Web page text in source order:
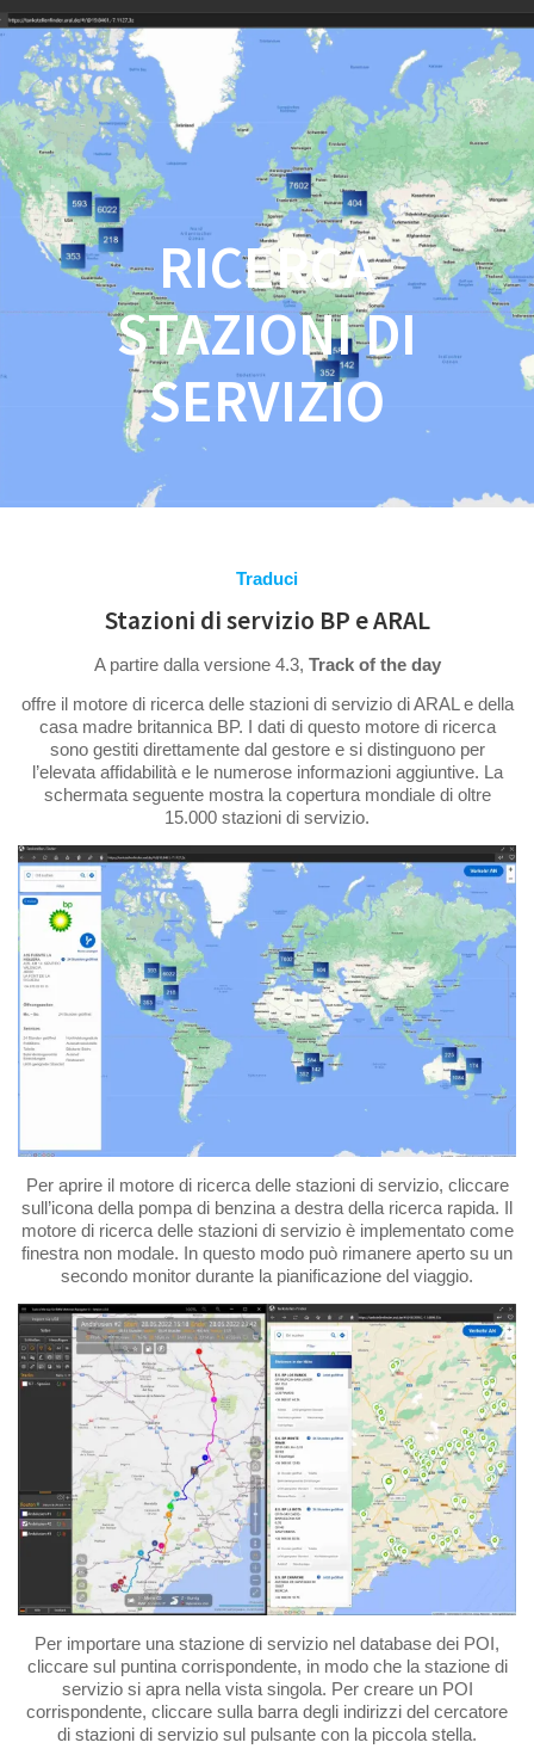
Salta
al
contenuto
RICERCA
STAZIONI DI
SERVIZIO
Traduci
Stazioni di servizio BP e ARAL
A partire dalla versione 4.3, Track of the day
offre il motore di ricerca delle stazioni di servizio di ARAL e della
casa madre britannica BP. I dati di questo motore di ricerca
sono gestiti direttamente dal gestore e si distinguono per
l’elevata affidabilità e le numerose informazioni aggiuntive. La
schermata seguente mostra la copertura mondiale di oltre
15.000 stazioni di servizio.
Per aprire il motore di ricerca delle stazioni di servizio, cliccare
sull’icona della pompa di benzina a destra della ricerca rapida. Il
motore di ricerca delle stazioni di servizio è implementato come
finestra non modale. In questo modo può rimanere aperto su un
secondo monitor durante la pianificazione del viaggio.
Per importare una stazione di servizio nel database dei POI,
cliccare sul puntina corrispondente, in modo che la stazione di
servizio si apra nella vista singola. Per creare un POI
corrispondente, cliccare sulla barra degli indirizzi del cercatore
di stazioni di servizio sul pulsante con la piccola stella.